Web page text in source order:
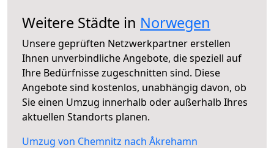
Weitere Städte in Norwegen
Unsere geprüften Netzwerkpartner erstellen
Ihnen unverbindliche Angebote, die speziell auf
Ihre Bedürfnisse zugeschnitten sind. Diese
Angebote sind kostenlos, unabhängig davon, ob
Sie einen Umzug innerhalb oder außerhalb Ihres
aktuellen Standorts planen.
Umzug von Chemnitz nach Åkrehamn